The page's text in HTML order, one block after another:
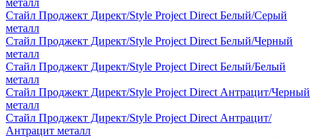
металл
Стайл Проджект Директ/Style Project Direct Белый/Серый
металл
Стайл Проджект Директ/Style Project Direct Белый/Черный
металл
Стайл Проджект Директ/Style Project Direct Белый/Белый
металл
Стайл Проджект Директ/Style Project Direct Антрацит/Черный
металл
Стайл Проджект Директ/Style Project Direct Антрацит/
Антрацит металл